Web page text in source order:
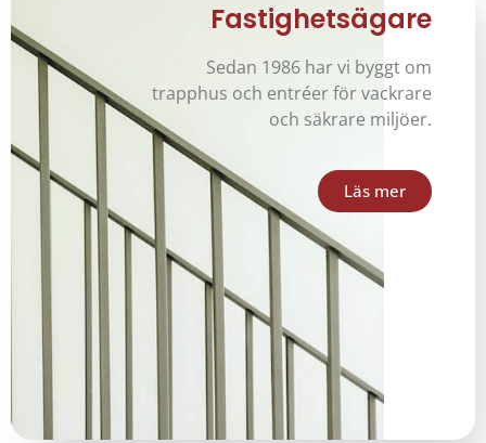
Fastighetsägare
Sedan 1986 har vi byggt om
trapphus och entréer för vackrare
och säkrare miljöer.
Läs mer